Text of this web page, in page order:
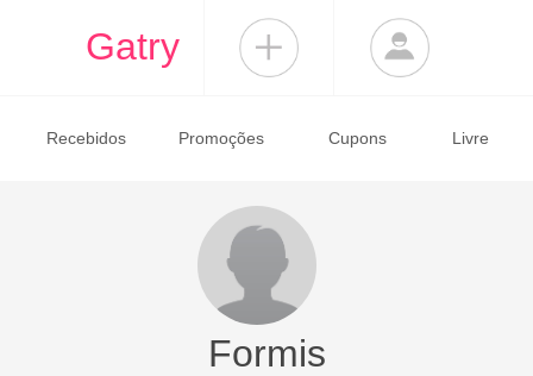
Gatry
Recebidos Promoções Cupons Livre
Formis